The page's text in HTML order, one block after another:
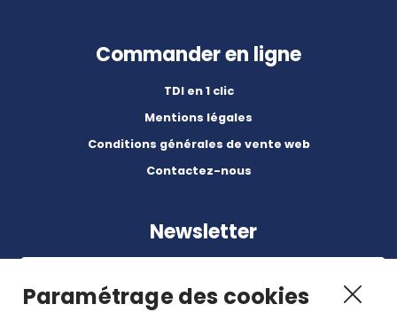
Commander en ligne
TDI en 1 clic
Mentions légales
Conditions générales de vente web
Contactez-nous
Newsletter
Paramétrage des cookies